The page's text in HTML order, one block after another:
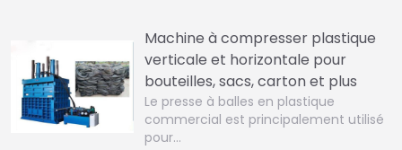
Machine à compresser plastique
verticale et horizontale pour
bouteilles, sacs, carton et plus
Le presse à balles en plastique
commercial est principalement utilisé
pour…